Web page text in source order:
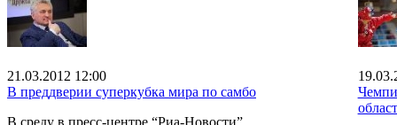
21.03.2012 12:00
В преддверии суперкубка мира по самбо